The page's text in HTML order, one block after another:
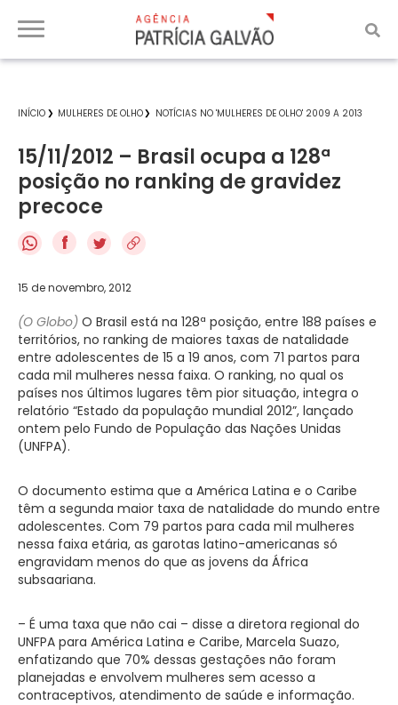
INÍCIO MULHERES DE OLHO NOTÍCIAS NO 'MULHERES DE OLHO' 2009 A 2013
15/11/2012 – Brasil ocupa a 128ª
posição no ranking de gravidez
precoce
f
15 de novembro, 2012
(O Globo) O Brasil está na 128ª posição, entre 188 países e
territórios, no ranking de maiores taxas de natalidade
entre adolescentes de 15 a 19 anos, com 71 partos para
cada mil mulheres nessa faixa. O ranking, no qual os
países nos últimos lugares têm pior situação, integra o
relatório “Estado da população mundial 2012”, lançado
ontem pelo Fundo de População das Nações Unidas
(UNFPA).
O documento estima que a América Latina e o Caribe
têm a segunda maior taxa de natalidade do mundo entre
adolescentes. Com 79 partos para cada mil mulheres
nessa faixa etária, as garotas latino-americanas só
engravidam menos do que as jovens da África
subsaariana.
– É uma taxa que não cai – disse a diretora regional do
UNFPA para América Latina e Caribe, Marcela Suazo,
enfatizando que 70% dessas gestações não foram
planejadas e envolvem mulheres sem acesso a
contraceptivos, atendimento de saúde e informação.